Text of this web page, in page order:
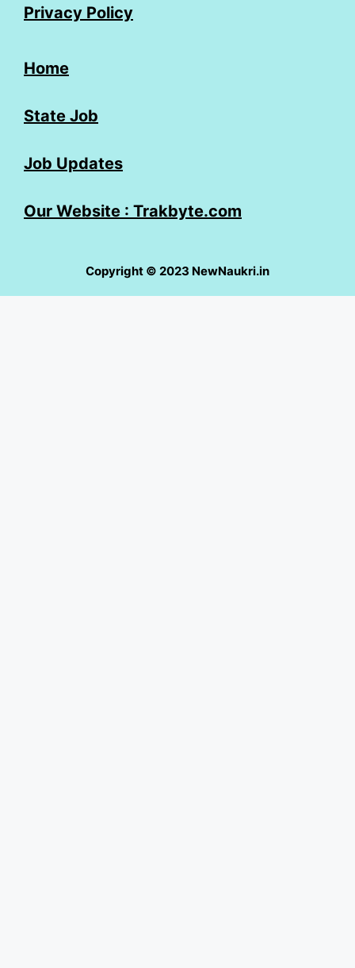
Privacy Policy
Home
State Job
Job Updates
Our Website : Trakbyte.com
Copyright © 2023 NewNaukri.in